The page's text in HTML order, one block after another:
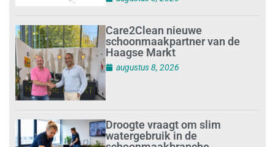
Care2Clean nieuwe
schoonmaakpartner van de
Haagse Markt
augustus 8, 2026
Droogte vraagt om slim
watergebruik in de